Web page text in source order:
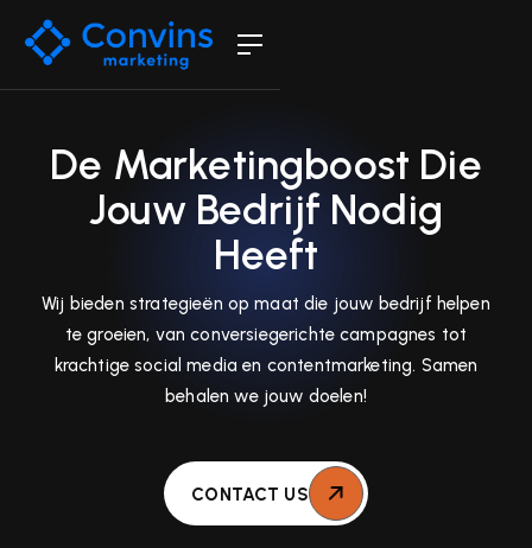
De Marketingboost Die
Jouw Bedrijf Nodig
Heeft
Wij bieden strategieën op maat die jouw bedrijf helpen
te groeien, van conversiegerichte campagnes tot
krachtige social media en contentmarketing. Samen
behalen we jouw doelen!
CONTACT US